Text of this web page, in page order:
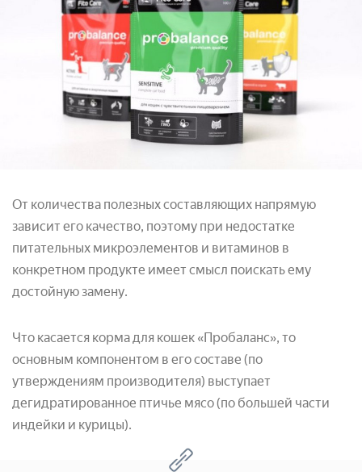
От количества полезных составляющих напрямую
зависит его качество, поэтому при недостатке
питательных микроэлементов и витаминов в
конкретном продукте имеет смысл поискать ему
достойную замену.
Что касается корма для кошек «Пробаланс», то
основным компонентом в его составе (по
утверждениям производителя) выступает
дегидратированное птичье мясо (по большей части
индейки и курицы).